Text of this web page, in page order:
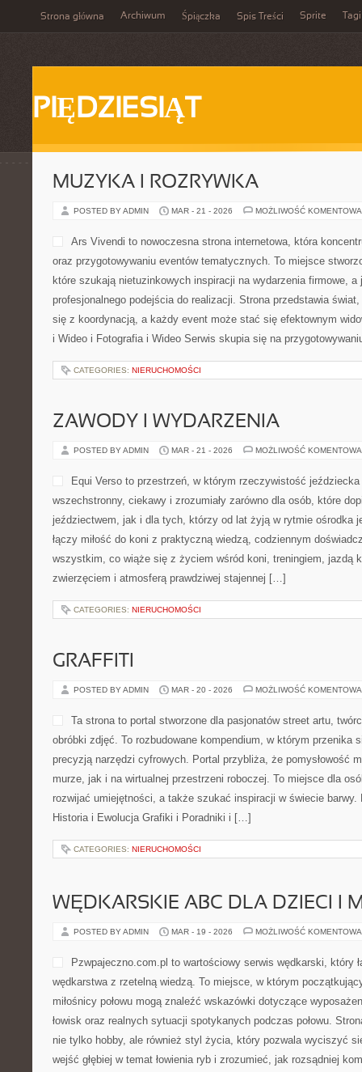
Strona główna Archiwum Śpiączka Spis Treści Sprite Tagi
PIĘDZIESIĄT
MUZYKA I ROZRYWKA
POSTED BY ADMIN MAR - 21 - 2026 MOŻLIWOŚĆ
Ars Vivendi to nowoczesna strona internetowa, która
oraz przygotowywaniu eventów tematycznych. To miejsce
które szukają nietuzinkowych inspiracji na wydarzenia firmowe,
profesjonalnego podejścia do realizacji. Strona przedstawia
się z koordynacją, a każdy event może stać się efektownym
i Wideo i Fotografia i Wideo Serwis skupia się na
CATEGORIES: NIERUCHOMOŚCI
ZAWODY I WYDARZENIA
POSTED BY ADMIN MAR - 21 - 2026 MOŻLIWOŚĆ
Equi Verso to przestrzeń, w którym rzeczywistość
wszechstronny, ciekawy i zrozumiały zarówno dla osób, które
jeździectwem, jak i dla tych, którzy od lat żyją w rytmie ośrodka
łączy miłość do koni z praktyczną wiedzą, codziennym
wszystkim, co wiąże się z życiem wśród koni, treningiem, jazdą
zwierzęciem i atmosferą prawdziwej stajennej […]
CATEGORIES: NIERUCHOMOŚCI
GRAFFITI
POSTED BY ADMIN MAR - 20 - 2026 MOŻLIWOŚĆ
Ta strona to portal stworzone dla pasjonatów street artu,
obróbki zdjęć. To rozbudowane kompendium, w którym przenika
precyzją narzędzi cyfrowych. Portal przybliża, że pomysłowość
murze, jak i na wirtualnej przestrzeni roboczej. To miejsce dla
rozwijać umiejętności, a także szukać inspiracji w świecie barwy.
Historia i Ewolucja Grafiki i Poradniki i […]
CATEGORIES: NIERUCHOMOŚCI
WĘDKARSKIE ABC DLA DZIECI I
POSTED BY ADMIN MAR - 19 - 2026 MOŻLIWOŚĆ
Pzwpajeczno.com.pl to wartościowy serwis wędkarski, który
wędkarstwa z rzetelną wiedzą. To miejsce, w którym
miłośnicy połowu mogą znaleźć wskazówki dotyczące
łowisk oraz realnych sytuacji spotykanych podczas połowu.
nie tylko hobby, ale również styl życia, który pozwala wyciszyć
wejść głębiej w temat łowienia ryb i zrozumieć, jak rozsądniej